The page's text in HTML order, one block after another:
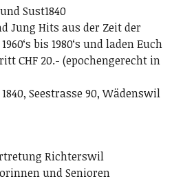
Sust1840
Jung Hits aus der Zeit der
bis 1980ʻs und laden Euch
CHF 20.- (epochengerecht in
Seestrasse 90, Wädenswil
Richterswil
und Senioren